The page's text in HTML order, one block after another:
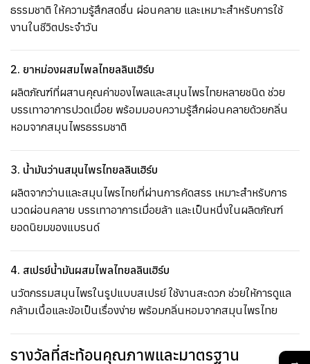
ธรรมชาติ ให้ความรู้สึกสดชื่น ผ่อนคลาย และเหมาะสำหรับการใช้
งานในชีวิตประจำวัน
2. ยาหม่องผสมไพลไทยลลินเฮิร์บ
ผลิตภัณฑ์ที่ผสานคุณค่าของไพลและสมุนไพรไทยหลายชนิด ช่วย
บรรเทาอาการปวดเมื่อย พร้อมมอบความรู้สึกผ่อนคลายด้วยกลิ่น
หอมจากสมุนไพรธรรมชาติ
3. น้ำมันว่านสมุนไพรไทยลลินเฮิร์บ
ผลิตจากว่านและสมุนไพรไทยที่ผ่านการคัดสรร เหมาะสำหรับการ
นวดผ่อนคลาย บรรเทาอาการเมื่อยล้า และเป็นหนึ่งในผลิตภัณฑ์
ยอดนิยมของแบรนด์
4. สเปรย์น้ำมันผสมไพลไทยลลินเฮิร์บ
นวัตกรรมสมุนไพรในรูปแบบสเปรย์ ใช้งานสะดวก ช่วยให้การดูแล
กล้ามเนื้อและข้อเป็นเรื่องง่าย พร้อมกลิ่นหอมจากสมุนไพรไทย
รางวัลที่สะท้อนคุณภาพและมาตรฐาน